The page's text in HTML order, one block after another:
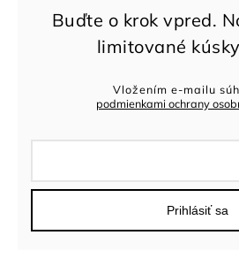
Vložením e-mailu
podmienkami ochrany
Prihlásiť sa